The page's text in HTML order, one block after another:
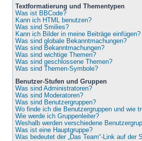
Textformatierung und Thementypen
Was ist BBCode?
Kann ich HTML benutzen?
Was sind Smilies?
Kann ich Bilder in meine Beiträge einfügen?
Was sind globale Bekanntmachungen?
Was sind Bekanntmachungen?
Was sind wichtige Themen?
Was sind geschlossene Themen?
Was sind Themen-Symbole?
Benutzer-Stufen und Gruppen
Was sind Administratoren?
Was sind Moderatoren?
Was sind Benutzergruppen?
Wo finde ich die Benutzergruppen und wie
Wie werde ich Gruppenleiter?
Weshalb werden verschiedene
Was ist eine Hauptgruppe?
Was bedeutet der „Das Team“-Link auf der